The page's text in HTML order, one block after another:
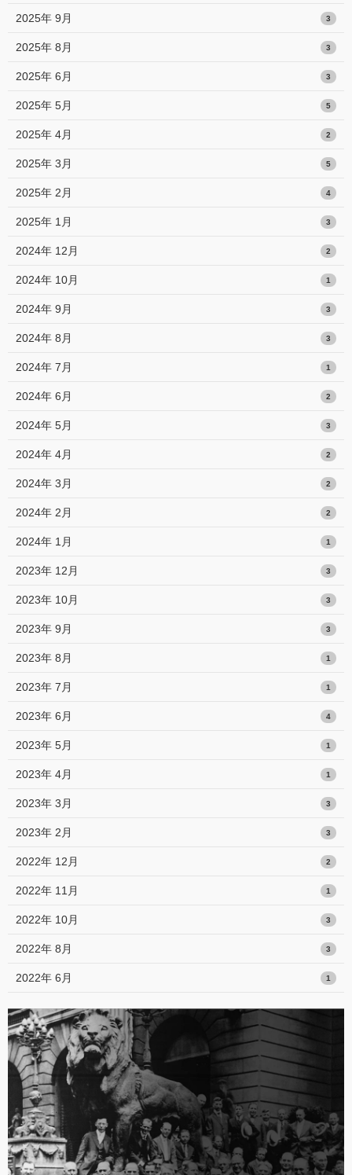
2025年 9月 3
2025年 8月 3
2025年 6月 3
2025年 5月 5
2025年 4月 2
2025年 3月 5
2025年 2月 4
2025年 1月 3
2024年 12月 2
2024年 10月 1
2024年 9月 3
2024年 8月 3
2024年 7月 1
2024年 6月 2
2024年 5月 3
2024年 4月 2
2024年 3月 2
2024年 2月 2
2024年 1月 1
2023年 12月 3
2023年 10月 3
2023年 9月 3
2023年 8月 1
2023年 7月 1
2023年 6月 4
2023年 5月 1
2023年 4月 1
2023年 3月 3
2023年 2月 3
2022年 12月 2
2022年 11月 1
2022年 10月 3
2022年 8月 3
2022年 6月 1